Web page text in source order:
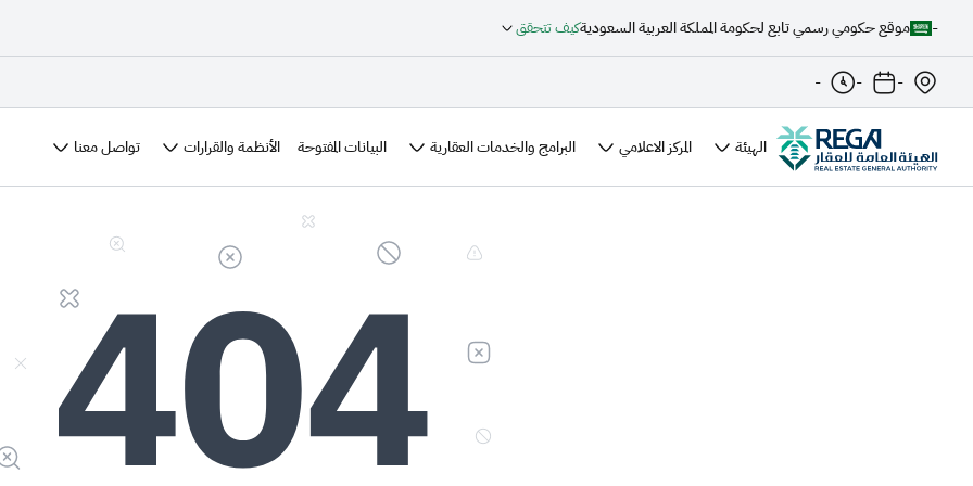
- موقع حكومي رسمي تابع لحكومة المملكة العربية السعوديةكيف تتحقق
-
-
-
الهيئة المركز الاعلامي البرامج والخدمات العقارية البيانات المفتوحة الأنظمة والقرارات تواصل معنا